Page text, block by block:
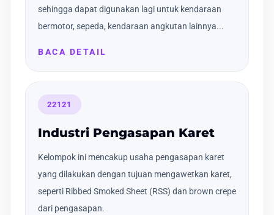
sehingga dapat digunakan lagi untuk kendaraan
bermotor, sepeda, kendaraan angkutan lainnya...
BACA DETAIL
22121
Industri Pengasapan Karet
Kelompok ini mencakup usaha pengasapan karet
yang dilakukan dengan tujuan mengawetkan karet,
seperti Ribbed Smoked Sheet (RSS) dan brown crepe
dari pengasapan.